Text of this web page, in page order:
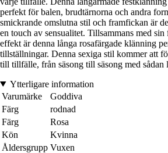
perfekt för balen, brudtärnorna och andra
smickrande omslutna stil och framfickan är
en touch av sensualitet. Tillsammans med
effekt är denna långa rosafärgade klänning
tillställningar. Denna sexiga stil kommer att
till tillfälle, från säsong till säsong med sådan
Ytterligare information
Varumärke
Goddiva
Färg
rodnad
Färg
Rosa
Kön
Kvinna
Åldersgrupp Vuxen